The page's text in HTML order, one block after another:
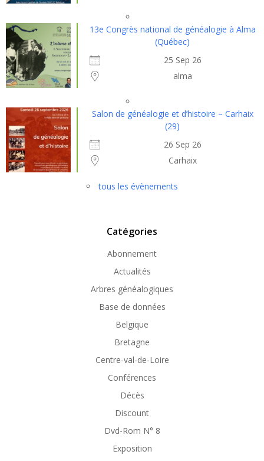
13e Congrès national de généalogie à Alma
(Québec)
25 Sep 26
alma
Salon de généalogie et d’histoire – Carhaix
(29)
26 Sep 26
Carhaix
tous les évènements
Catégories
Abonnement
Actualités
Arbres généalogiques
Base de données
Belgique
Bretagne
Centre-val-de-Loire
Conférences
Décès
Discount
Dvd-Rom N° 8
Exposition